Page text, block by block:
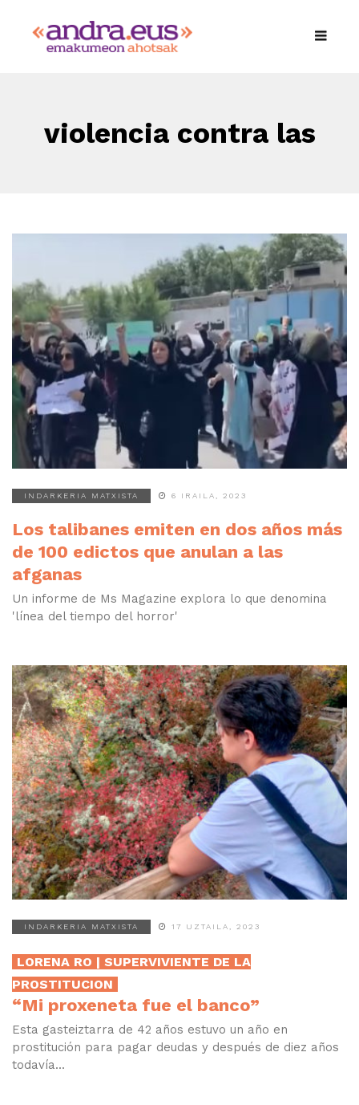
violencia contra las
mujeres
INDARKERIA MATXISTA 6 IRAILA, 2023
Los talibanes emiten en dos años más
de 100 edictos que anulan a las
afganas
Un informe de Ms Magazine explora lo que denomina
'línea del tiempo del horror'
INDARKERIA MATXISTA 17 UZTAILA, 2023
LORENA RO | SUPERVIVIENTE DE LA
PROSTITUCION
“Mi proxeneta fue el banco”
Esta gasteiztarra de 42 años estuvo un año en
prostitución para pagar deudas y después de diez años
todavía...